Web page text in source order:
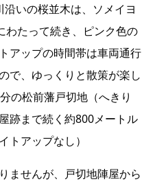
いの桜並木は、ソメイヨ
わたって続き、ピンク色の
アップの時間帯は車両通行
で、ゆっくりと散策が楽し
の松前藩戸切地（へきり
跡まで続く約800メートル
トアップなし）
ませんが、戸切地陣屋から